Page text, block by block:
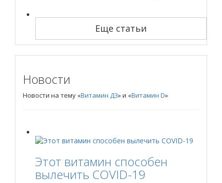
Еще статьи
Новости
Новости на тему «Витамин Д3» и «Витамин D»
Этот витамин способен
вылечить COVID-19